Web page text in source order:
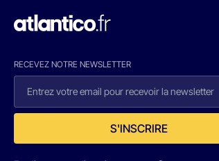
RECEVEZ NOTRE NEWSLETTER
S'INSCRIRE